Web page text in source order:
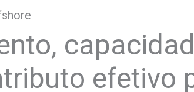
efetivo